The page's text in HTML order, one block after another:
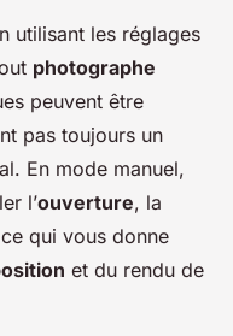
utilisant les réglages
photographe
peuvent être
pas toujours un
En mode manuel,
l’ouverture, la
qui vous donne
et du rendu de